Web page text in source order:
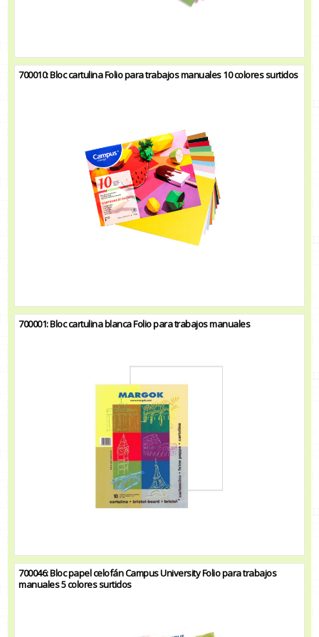
700010: Bloc cartulina Folio para trabajos manuales 10 colores surtidos
700001: Bloc cartulina blanca Folio para trabajos manuales
700046: Bloc papel celofán Campus University Folio para trabajos
manuales 5 colores surtidos